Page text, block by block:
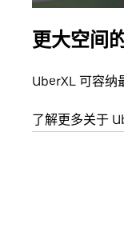
更大空间
UberXL 可容纳
了解更多关于